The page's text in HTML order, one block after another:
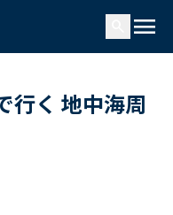
menu
行く 地中海周